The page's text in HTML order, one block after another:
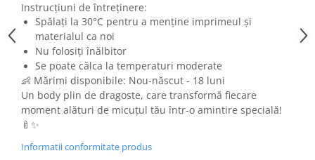
Instrucțiuni de întreținere:
Spălați la 30°C pentru a menține imprimeul și
materialul ca noi
Nu folosiți înălbitor
Se poate călca la temperaturi moderate
👶 Mărimi disponibile: Nou-născut - 18 luni
Un body plin de dragoste, care transformă fiecare
moment alături de micuțul tău într-o amintire specială!
🍼✨
Informatii conformitate produs